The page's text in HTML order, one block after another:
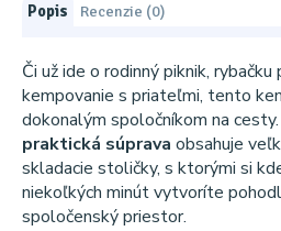
Popis Recenzie (0)
Či už ide o rodinný piknik,
kempovanie s priateľmi, tento
dokonalým spoločníkom na
praktická súprava obsahuje
skladacie stoličky, s ktorými si
niekoľkých minút vytvoríte
spoločenský priestor.